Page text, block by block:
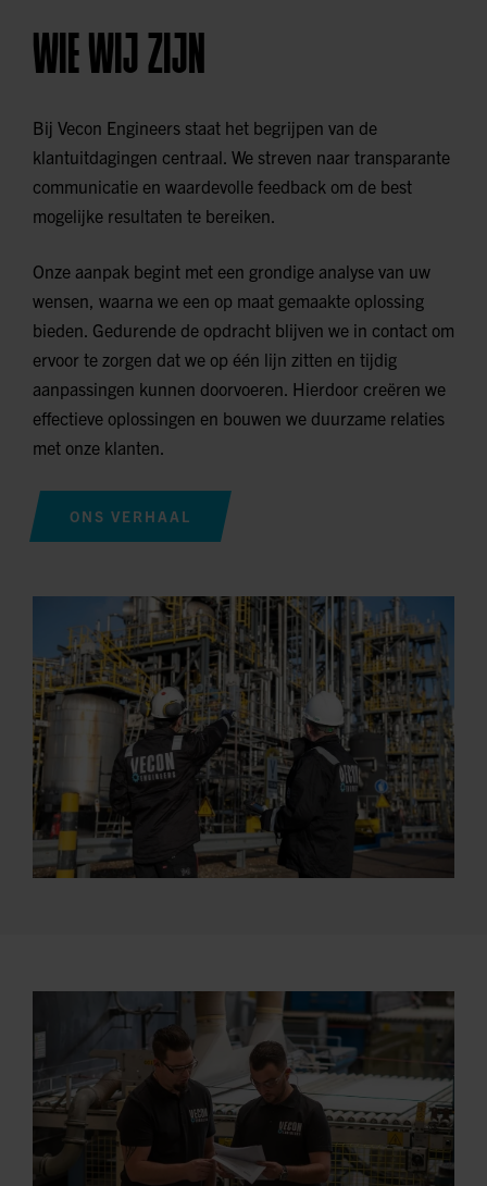
WIE WIJ ZIJN
Bij Vecon Engineers staat het begrijpen van de
klantuitdagingen centraal. We streven naar transparante
communicatie en waardevolle feedback om de best
mogelijke resultaten te bereiken.
Onze aanpak begint met een grondige analyse van uw
wensen, waarna we een op maat gemaakte oplossing
bieden. Gedurende de opdracht blijven we in contact om
ervoor te zorgen dat we op één lijn zitten en tijdig
aanpassingen kunnen doorvoeren. Hierdoor creëren we
effectieve oplossingen en bouwen we duurzame relaties
met onze klanten.
ONS VERHAAL